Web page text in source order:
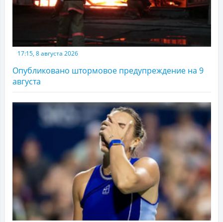
17:15, 8 августа 2026
Опубликовано штормовое предупреждение на 9
августа